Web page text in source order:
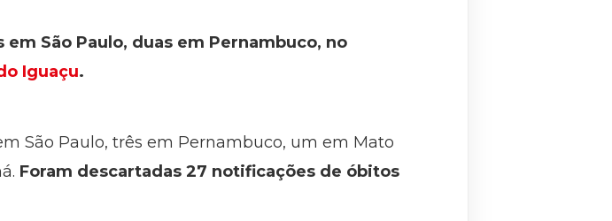
São Paulo, duas em Pernambuco, no
Iguaçu.
São Paulo, três em Pernambuco, um em Mato
Foram descartadas 27 notificações de óbitos